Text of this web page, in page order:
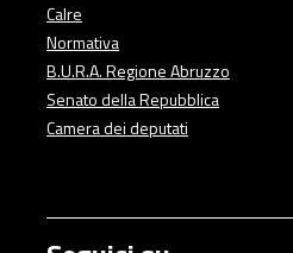
Calre
Normativa
B.U.R.A. Regione Abruzzo
Senato della Repubblica
Camera dei deputati